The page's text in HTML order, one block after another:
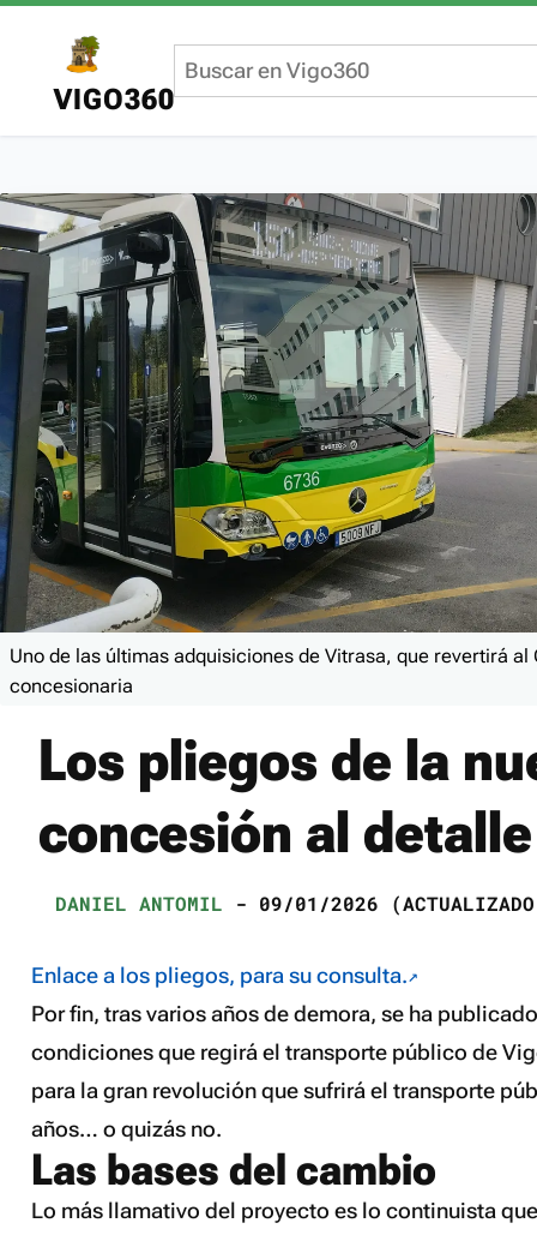
VIGO360
Uno de las últimas adquisiciones de Vitrasa, que revertirá al
concesionaria
Los pliegos de la
concesión al detalle
DANIEL ANTOMIL - 09/01/2026
Enlace a los pliegos, para su consulta.
Por fin, tras varios años de demora, se ha
condiciones que regirá el transporte público de
para la gran revolución que sufrirá el transporte
años… o quizás no.
Las bases del cambio
Lo más llamativo del proyecto es lo continuista